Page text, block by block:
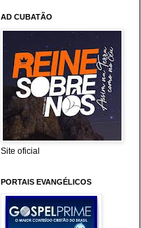
AD CUBATÃO
Site oficial
PORTAIS EVANGÉLICOS